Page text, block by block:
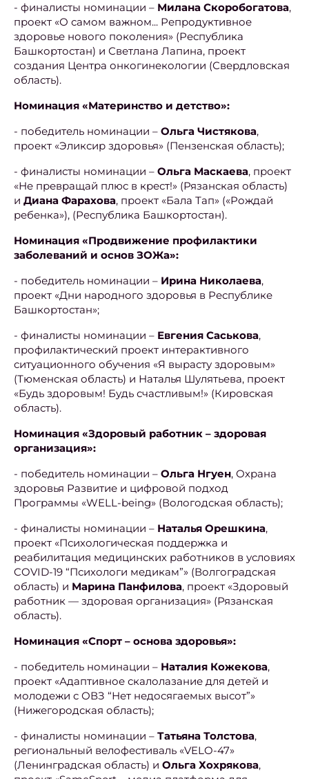
- финалисты номинации – Милана Скоробогатова,
проект «О самом важном... Репродуктивное
здоровье нового поколения» (Республика
Башкортостан) и Светлана Лапина, проект
создания Центра онкогинекологии (Свердловская
область).
Номинация «Материнство и детство»:
- победитель номинации – Ольга Чистякова,
проект «Эликсир здоровья» (Пензенская область);
- финалисты номинации – Ольга Маскаева, проект
«Не превращай плюс в крест!» (Рязанская область)
и Диана Фарахова, проект «Бала Тап» («Рождай
ребенка»), (Республика Башкортостан).
Номинация «Продвижение профилактики
заболеваний и основ ЗОЖа»:
- победитель номинации – Ирина Николаева,
проект «Дни народного здоровья в Республике
Башкортостан»;
- финалисты номинации – Евгения Саськова,
профилактический проект интерактивного
ситуационного обучения «Я вырасту здоровым»
(Тюменская область) и Наталья Шулятьева, проект
«Будь здоровым! Будь счастливым!» (Кировская
область).
Номинация «Здоровый работник – здоровая
организация»:
- победитель номинации – Ольга Нгуен, Охрана
здоровья Развитие и цифровой подход
Программы «WELL-being» (Вологодская область);
- финалисты номинации – Наталья Орешкина,
проект «Психологическая поддержка и
реабилитация медицинских работников в условиях
COVID-19 “Психологи медикам”» (Волгоградская
область) и Марина Панфилова, проект «Здоровый
работник — здоровая организация» (Рязанская
область).
Номинация «Спорт – основа здоровья»:
- победитель номинации – Наталия Кожекова,
проект «Адаптивное скалолазание для детей и
молодежи с ОВЗ “Нет недосягаемых высот”»
(Нижегородская область);
- финалисты номинации – Татьяна Толстова,
региональный велофестиваль «VELO-47»
(Ленинградская область) и Ольга Хохрякова,